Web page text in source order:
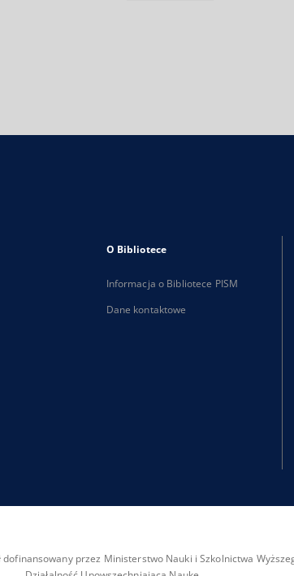
O Bibliotece
Informacja o Bibliotece PISM
Dane kontaktowe
dofinansowany przez Ministerstwo Nauki i Szkolnictwa